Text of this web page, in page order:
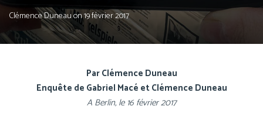
Clémence Duneauon19 février 2017
Par Clémence Duneau
Enquête de Gabriel Macé et Clémence Duneau
A Berlin, le 16 février 2017